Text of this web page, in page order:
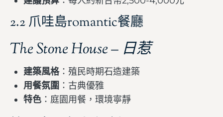
2.2 爪哇島romantic餐廳
The Stone House – 日惹
建築風格：殖民時期石造建築
用餐氛圍 ：古典優雅
特色 ：庭園用餐，環境寧靜